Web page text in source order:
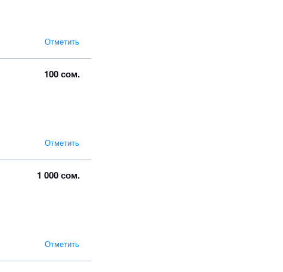
Отметить
100 сом.
Отметить
1 000 сом.
Отметить